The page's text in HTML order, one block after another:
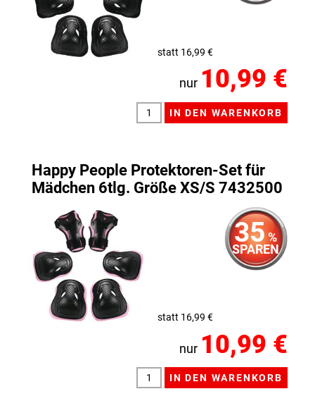
statt 16,99 €
nur 10,99 €
Happy People Protektoren-Set für
Mädchen 6tlg. Größe XS/S 7432500
35 %
SPAREN
statt 16,99 €
nur 10,99 €